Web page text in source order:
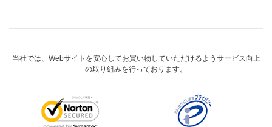
当社では、Webサイトを安心してお買い物していただけるようサービス向上
の取り組みを行っております。